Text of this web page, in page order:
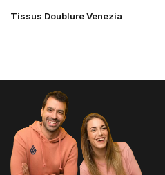
Tissus Doublure Venezia